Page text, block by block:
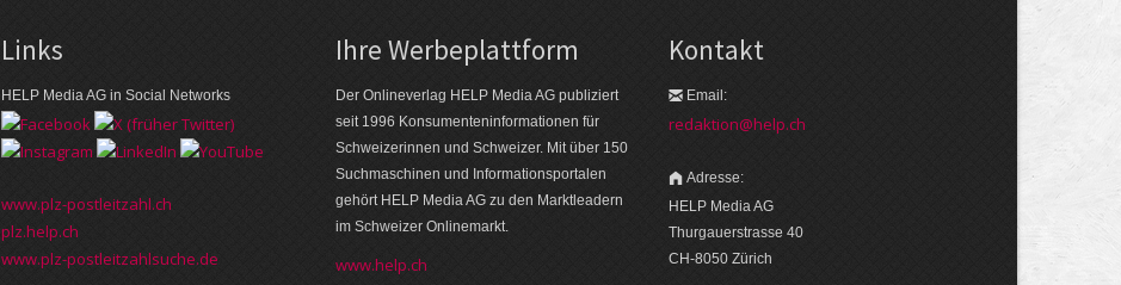
Links
HELP Media AG in Social Networks
www.plz-postleitzahl.ch
plz.help.ch
www.plz-postleitzahlsuche.de
Ihre Werbeplattform
Der Onlineverlag HELP Media AG publiziert
seit 1996 Konsumenten­informationen für
Schweizerinnen und Schweizer. Mit über 150
Suchmaschinen und Informations­portalen
gehört HELP Media AG zu den Markt­leadern
im Schweizer Onlinemarkt.
www.help.ch
Kontakt
Email:
redaktion@help.ch
Adresse:
HELP Media AG
Thurgauerstrasse 40
CH-8050 Zürich